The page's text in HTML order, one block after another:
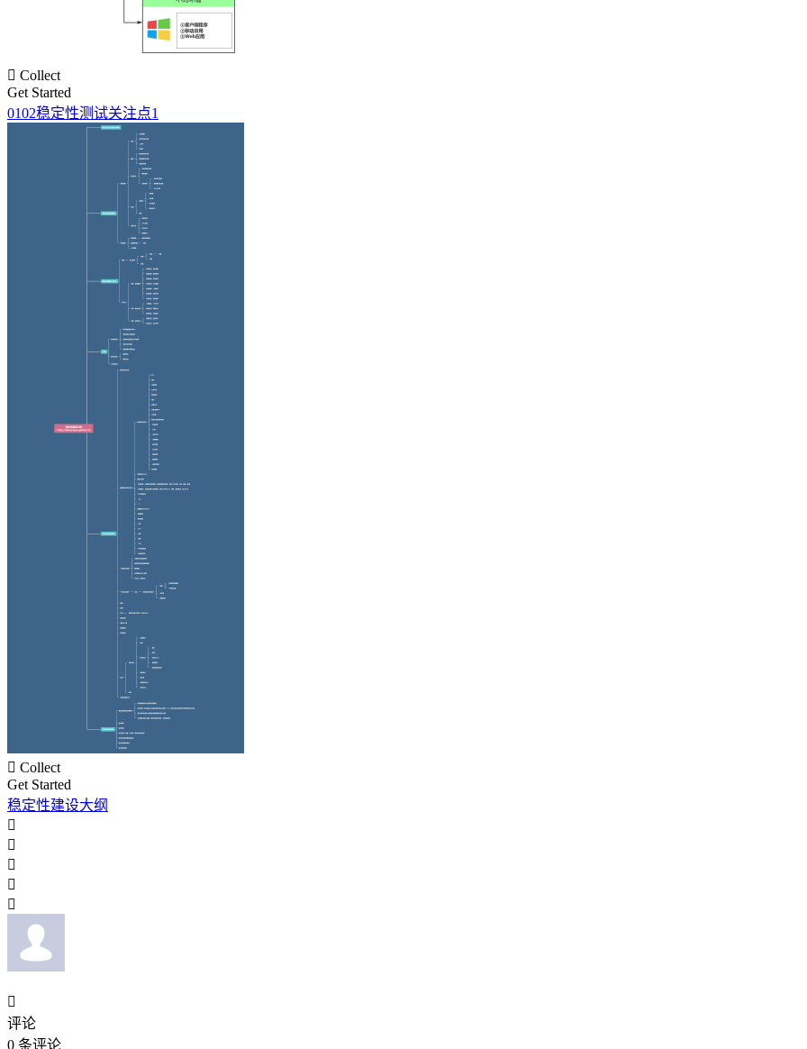
 Collect
Get Started
0102稳定性测试关注点1
 Collect
Get Started
稳定性建设大纲






评论
0 条评论